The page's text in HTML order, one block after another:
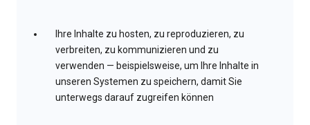
Ihre Inhalte zu hosten, zu reproduzieren, zu
verbreiten, zu kommunizieren und zu
verwenden — beispielsweise, um Ihre Inhalte in
unseren Systemen zu speichern, damit Sie
unterwegs darauf zugreifen können